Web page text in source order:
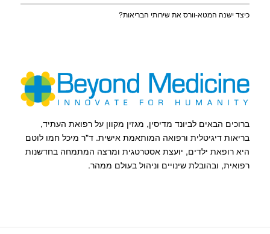
כיצד ישנה המטא-וורס את שירותי הבריאות?
ברוכים הבאים לביונד מדיסין, מגזין מקוון על רפואת העתיד,
בריאות דיגיטלית ורפואה המותאמת אישית. ד"ר מיכל חמו לוטם
היא רופאת ילדים, יועצת אסטרטגית ומרצה המתמחה בחדשנות
רפואית, ובהובלת שינויים וניהול בעולם ממהר.